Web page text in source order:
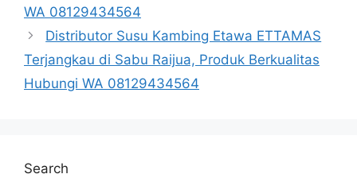
WA 08129434564
Distributor Susu Kambing Etawa ETTAMAS
Terjangkau di Sabu Raijua, Produk Berkualitas
Hubungi WA 08129434564
Search